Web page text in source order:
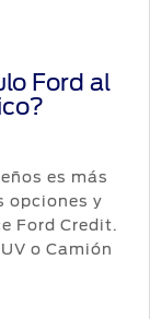
Ford al
es más
opciones y
Ford Credit.
o Camión